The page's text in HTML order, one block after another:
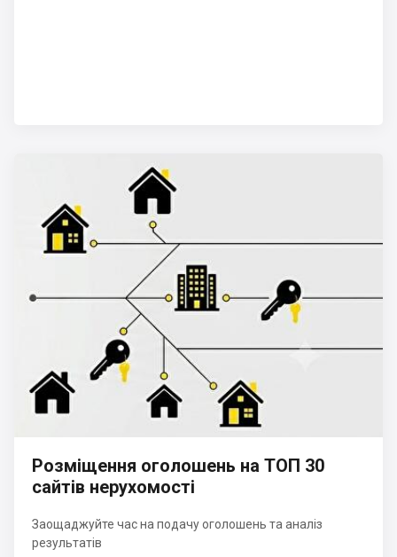
Розміщення оголошень на ТОП 30
сайтів нерухомості
Заощаджуйте час на подачу оголошень та аналіз
результатів